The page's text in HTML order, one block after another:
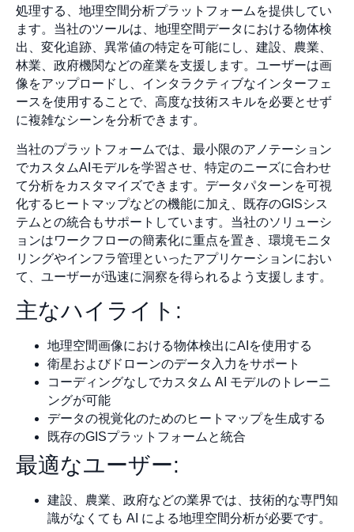
処理する、地理空間分析プラットフォームを提供してい
ます。当社のツールは、地理空間データにおける物体検
出、変化追跡、異常値の特定を可能にし、建設、農業、
林業、政府機関などの産業を支援します。ユーザーは画
像をアップロードし、インタラクティブなインターフェ
ースを使用することで、高度な技術スキルを必要とせず
に複雑なシーンを分析できます。
当社のプラットフォームでは、最小限のアノテーション
でカスタムAIモデルを学習させ、特定のニーズに合わせ
て分析をカスタマイズできます。データパターンを可視
化するヒートマップなどの機能に加え、既存のGISシス
テムとの統合もサポートしています。当社のソリューシ
ョンはワークフローの簡素化に重点を置き、環境モニタ
リングやインフラ管理といったアプリケーションにおい
て、ユーザーが迅速に洞察を得られるよう支援します。
主なハイライト:
地理空間画像における物体検出にAIを使用する
衛星およびドローンのデータ入力をサポート
コーディングなしでカスタム AI モデルのトレーニ
ングが可能
データの視覚化のためのヒートマップを生成する
既存のGISプラットフォームと統合
最適なユーザー:
建設、農業、政府などの業界では、技術的な専門知
識がなくても AI による地理空間分析が必要です。